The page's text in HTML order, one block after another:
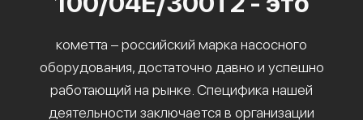
кометта – российский марка насосного
оборудования, достаточно давно и успешно
работающий на рынке. Специфика нашей
деятельности заключается в организации